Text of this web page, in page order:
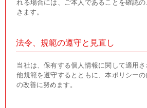
れる場合には、ご本人であることを確認
きます。
法令、規範の遵守と見直し
当社は、保有する個人情報に関して適用
他規範を遵守するとともに、本ポリシー
の改善に努めます。